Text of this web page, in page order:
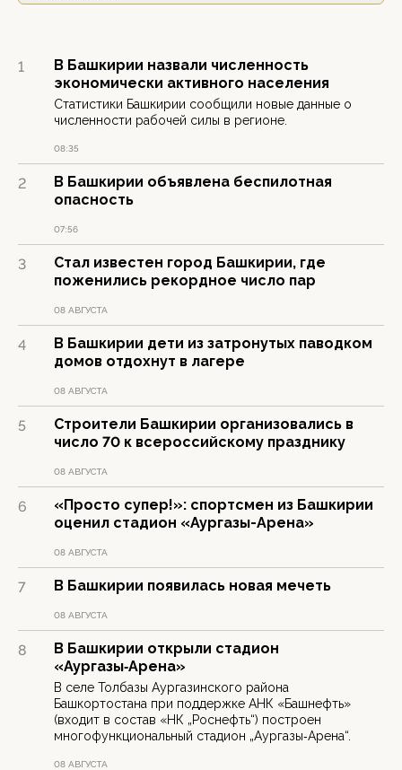
1
В Башкирии назвали численность
экономически активного населения
Статистики Башкирии сообщили новые данные о
численности рабочей силы в регионе.
08:35
2
В Башкирии объявлена беспилотная
опасность
07:56
3
Стал известен город Башкирии, где
поженились рекордное число пар
08 АВГУСТА
4
В Башкирии дети из затронутых паводком
домов отдохнут в лагере
08 АВГУСТА
5
Строители Башкирии организовались в
число 70 к всероссийскому празднику
08 АВГУСТА
6
«Просто супер!»: спортсмен из Башкирии
оценил стадион «Аургазы-Арена»
08 АВГУСТА
7 В Башкирии появилась новая мечеть
08 АВГУСТА
8
В Башкирии открыли стадион
«Аургазы‑Арена»
В селе Толбазы Аургазинского района
Башкортостана при поддержке АНК «Башнефть»
(входит в состав «НК „Роснефть“) построен
многофункциональный стадион „Аургазы‑Арена“.
08 АВГУСТА